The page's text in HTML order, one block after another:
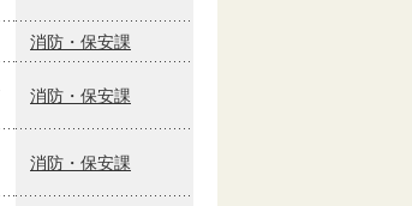
消防・保安課
消防・保安課
消防・保安課